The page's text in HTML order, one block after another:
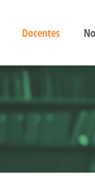
Docentes